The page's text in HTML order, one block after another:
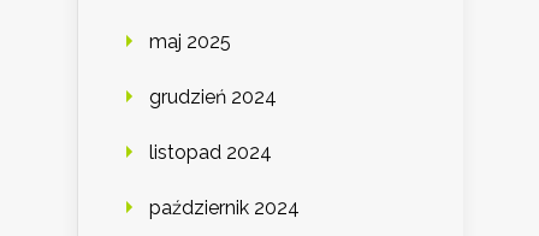
maj 2025
grudzień 2024
listopad 2024
październik 2024